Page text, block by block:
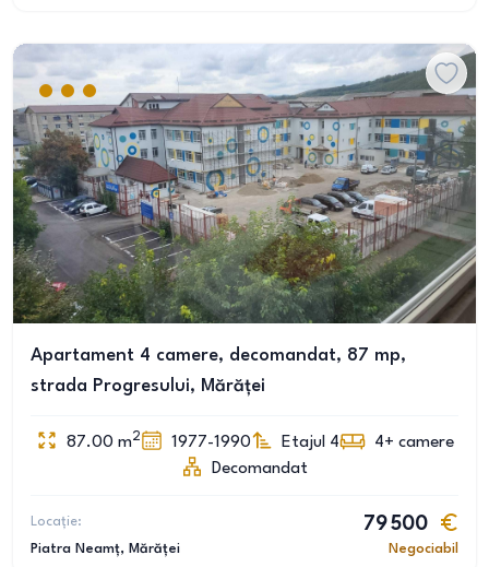
Apartament 4 camere, decomandat, 87 mp,
strada Progresului, Mărăței
87.00 m2 1977-1990 Etajul 4 4+ camere
Decomandat
Locație:
Piatra Neamț, Mărăței
79 500
Negociabil